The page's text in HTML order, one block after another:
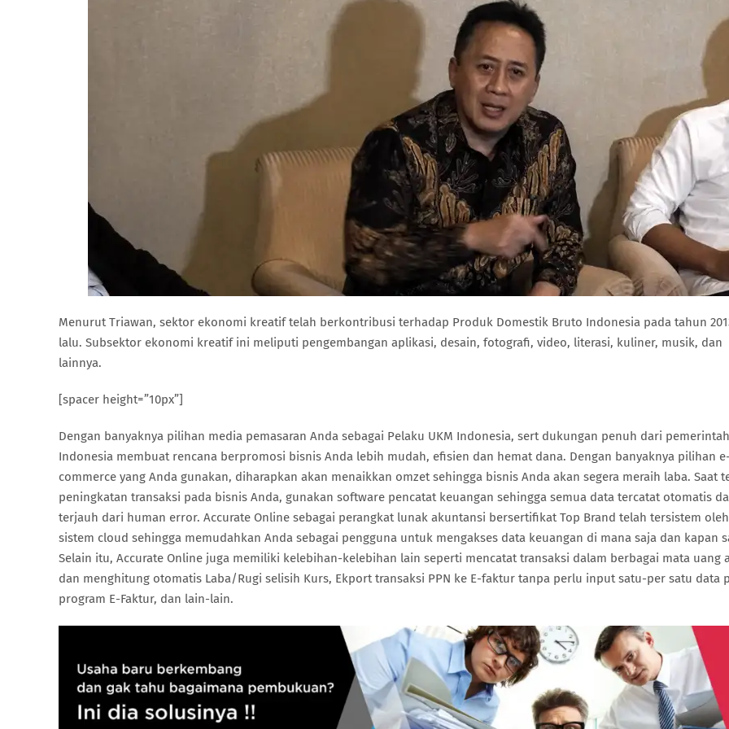
Menurut Triawan, sektor ekonomi kreatif telah berkontribusi terhadap Produk Domestik Bruto Indonesia pada tahun
lalu. Subsektor ekonomi kreatif ini meliputi pengembangan aplikasi, desain, fotografi, video, literasi, kuliner, musik, dan
lainnya.
[spacer height=”10px”]
Dengan banyaknya pilihan media pemasaran Anda sebagai Pelaku UKM Indonesia, sert dukungan penuh dari pemerintah
Indonesia membuat rencana berpromosi bisnis Anda lebih mudah, efisien dan hemat dana. Dengan banyaknya pilihan
commerce yang Anda gunakan, diharapkan akan menaikkan omzet sehingga bisnis Anda akan segera meraih laba. Saat
peningkatan transaksi pada bisnis Anda, gunakan software pencatat keuangan sehingga semua data tercatat otomatis
terjauh dari human error. Accurate Online sebagai perangkat lunak akuntansi bersertifikat Top Brand telah tersistem oleh
sistem cloud sehingga memudahkan Anda sebagai pengguna untuk mengakses data keuangan di mana saja dan kapan
Selain itu, Accurate Online juga memiliki kelebihan-kelebihan lain seperti mencatat transaksi dalam berbagai mata uang
dan menghitung otomatis Laba/Rugi selisih Kurs, Ekport transaksi PPN ke E-faktur tanpa perlu input satu-per satu data
program E-Faktur, dan lain-lain.